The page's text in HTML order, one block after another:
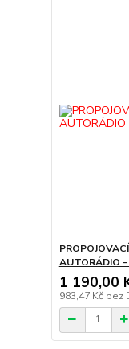
AUTORÁDIO -
1 190,00
983,47 Kč bez